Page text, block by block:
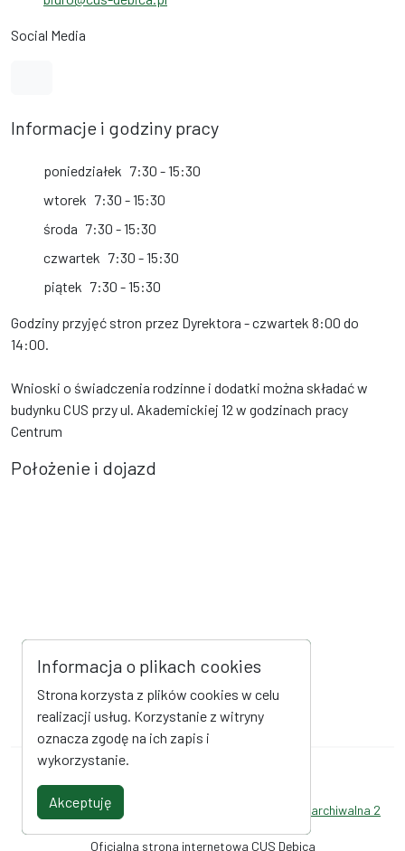
Social Media
Informacje i godziny pracy
poniedziałek 7:30 - 15:30
wtorek 7:30 - 15:30
środa 7:30 - 15:30
czwartek 7:30 - 15:30
piątek 7:30 - 15:30
Godziny przyjęć stron przez Dyrektora - czwartek 8:00 do
14:00.
Wnioski o świadczenia rodzinne i dodatki można składać w
budynku CUS przy ul. Akademickiej 12 w godzinach pracy
Centrum
Położenie i dojazd
Oficjalna strona internetowa CUS Dębica
Deklaracja dostępności Strona archiwalna 2
Informacja o plikach cookies
Strona korzysta z plików cookies w celu
realizacji usług. Korzystanie z witryny
oznacza zgodę na ich zapis i
wykorzystanie.
Akceptuję